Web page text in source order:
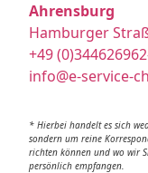
Ahrensburg
Hamburger
+49
info@e-service-
* Hierbei handelt es sich
sondern um reine
richten können und wo wir
persönlich empfangen.